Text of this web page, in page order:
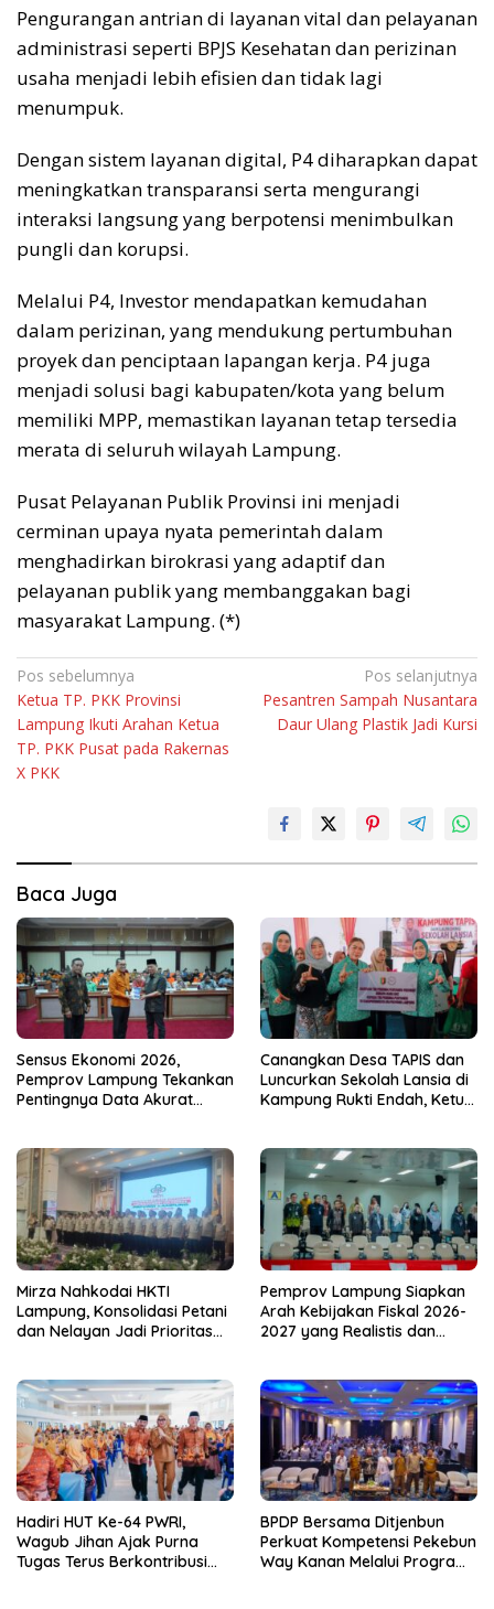
Pengurangan antrian di layanan vital dan pelayanan
administrasi seperti BPJS Kesehatan dan perizinan
usaha menjadi lebih efisien dan tidak lagi
menumpuk.
Dengan sistem layanan digital, P4 diharapkan dapat
meningkatkan transparansi serta mengurangi
interaksi langsung yang berpotensi menimbulkan
pungli dan korupsi.
Melalui P4, Investor mendapatkan kemudahan
dalam perizinan, yang mendukung pertumbuhan
proyek dan penciptaan lapangan kerja. P4 juga
menjadi solusi bagi kabupaten/kota yang belum
memiliki MPP, memastikan layanan tetap tersedia
merata di seluruh wilayah Lampung.
Pusat Pelayanan Publik Provinsi ini menjadi
cerminan upaya nyata pemerintah dalam
menghadirkan birokrasi yang adaptif dan
pelayanan publik yang membanggakan bagi
masyarakat Lampung. (*)
Navigasi
pos
Pos sebelumnya
Ketua TP. PKK Provinsi
Lampung Ikuti Arahan Ketua
TP. PKK Pusat pada Rakernas
X PKK
Pos selanjutnya
Pesantren Sampah Nusantara
Daur Ulang Plastik Jadi Kursi
Baca Juga
Sensus Ekonomi 2026,
Pemprov Lampung Tekankan
Pentingnya Data Akurat
Canangkan Desa TAPIS dan
Luncurkan Sekolah Lansia di
Kampung Rukti Endah, Ketua
dari Desa
Mirza Nahkodai HKTI
Lampung, Konsolidasi Petani
dan Nelayan Jadi Prioritas
Pemprov Lampung Siapkan
Arah Kebijakan Fiskal 2026-
2027 yang Realistis dan
Hadiri HUT Ke-64 PWRI,
Wagub Jihan Ajak Purna
Tugas Terus Berkontribusi
BPDP Bersama Ditjenbun
Perkuat Kompetensi Pekebun
Way Kanan Melalui Program